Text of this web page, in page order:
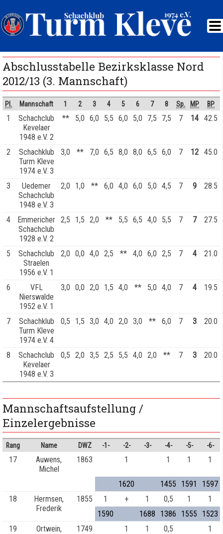
Abschlusstabelle Bezirksklasse Nord
2012/13 (3. Mannschaft)
Pl. Mannschaft 1 2 3 4 5 6 7 8 Sp. MP BP
1
Schachclub
Kevelaer
1948 e.V. 2
** 5,0 6,0 5,5 6,0 5,0 7,5 7,5 7 14 42.5
2
Schachklub
Turm Kleve
1974 e.V. 3
3,0 ** 7,0 6,5 8,0 8,0 6,5 6,0 7 12 45.0
3
Uedemer
Schachclub
1948 e.V. 3
2,0 1,0 ** 6,0 4,0 6,0 5,0 4,5 7 9 28.5
4
Emmericher
Schachclub
1928 e.V. 2
2,5 1,5 2,0 ** 5,5 6,5 4,0 5,5 7 7 27.5
5
Schachclub
Straelen
1956 e.V. 1
2,0 0,0 4,0 2,5 ** 4,0 6,0 2,5 7 4 21.0
6
VFL
Nierswalde
1952 e.V. 1
3,0 0,0 2,0 1,5 4,0 ** 5,0 4,0 7 4 19.5
7
Schachklub
Turm Kleve
1974 e.V. 4
0,5 1,5 3,0 4,0 2,0 3,0 ** 6,0 7 3 20.0
8
Schachclub
Kevelaer
1948 e.V. 3
0,5 2,0 3,5 2,5 5,5 4,0 2,0 ** 7 3 20.0
Mannschaftsaufstellung /
Einzelergebnisse
Rang Name DWZ -1- -2- -3- -4- -5- -6-
17
Auwens,
Michel
1863 1 1 1 1
1620 1455 1591
1597
18
Hermsen,
Frederik
1855 1 + 1 0,5 1
1
1590
1688 1386 1555
1523
19
Ortwein,
1749 1 1 0,5 1